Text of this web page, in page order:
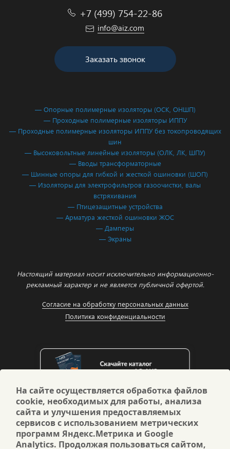
+7 (499) 754-22-86
info@aiz.com
Заказать звонок
— Опорные полимерные изоляторы (ОСК, ОНШП)
— Проходные полимерные изоляторы ИППУ
— Проходные полимерные изоляторы ИППУ без токопроводящих
шин
— Высоковольтные линейные изоляторы (ОЛК, ЛК, ШПУ)
— Вводы трансформаторные
— Шинные опоры для гибкой и жесткой ошиновки (ШОП)
— Изоляторы для электрофильтров газоочистки, валы
встряхивания
— Птицезащитные устройства
— Арматура жесткой ошиновки ЖОС
— Дамперы
— Экраны
Настоящий материал носит исключительно информационно-
рекламный характер и не является публичной офертой.
Согласие на обработку персональных данных
Политика конфиденциальности
На сайте осуществляется обработка файлов
cookie, необходимых для работы, анализа
сайта и улучшения предоставляемых
сервисов с использованием метрических
программ Яндекс.Метрика и Google
Analytics. Продолжая пользоваться сайтом,